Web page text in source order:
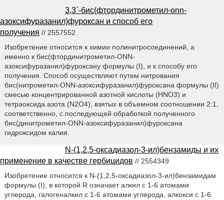
3,3`-бис(фтординитрометил-onn-
азоксифуразанил)фуроксан и способ его
получения // 2557552
Изобретение относится к химии полинитросоединений, а
именно к бис(фтординитрометил-ONN-
азоксифуразанил)фуроксану формулы (I), и к способу его
получения. Способ осуществляют путем нитрования
бис(нитрометил-ONN-азоксифуразанил)фуроксана формулы (II)
смесью концентрированной азотной кислоты (HNO3) и
тетраоксида азота (N2O4), взятых в объемном соотношении 2:1,
соответственно, с последующей обработкой полученного
бис(динитрометил-ONN-азоксифуразанил)фуроксана
гидроксидом калия.
N-(1,2,5-оксадиазол-3-ил)бензамиды и их
применение в качестве гербицидов // 2554349
Изобретение относится к N-(1,2,5-оксадиазол-3-ил)бензамидам
формулы (I), в которой R означает алкил с 1-6 атомами
углерода, галогеналкил с 1-6 атомами углерода, алкокси с 1-6